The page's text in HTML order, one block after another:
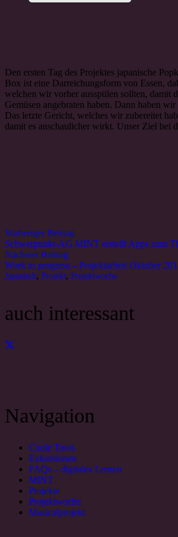
Den ersten Tag des Projektes japanische
Box ist eine Darreichungsform von Essen,
welchen wir vorher ausspülen sollten, damit
Gemüsen angebraten haben. Dann haben
Das letzte Gericht, welches wir zubereitet
damit es anschaulicher wirkt. Unser Ziel bei
Vorheriger Beitrag
Schwerpunkt-AG MINT erstellt Apps zum
Nächster Beitrag
Work in progress – Projektarbeit Oktober
Japanisch, Projekt, Projektwoche
auch interessant
Navigation
Coole Tools
Exkursionen
FAQs – digitales Lernen
MINT
Projekte
Projektwoche
Musicalprojekt